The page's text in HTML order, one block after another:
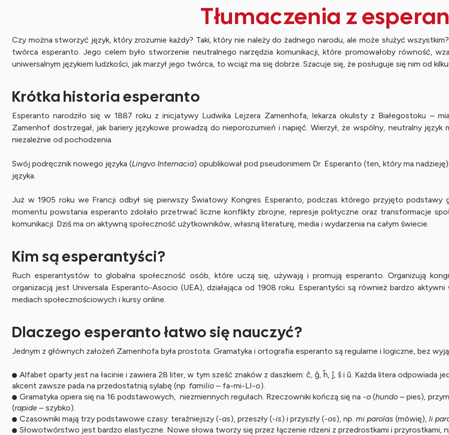
Tłumaczenia z
Czy można stworzyć język, który zrozumie każdy? Taki, który nie należy do żadnego narodu, ale może służyć
twórca esperanto. Jego celem było stworzenie neutralnego narzędzia komunikacji, które promowałoby równość,
uniwersalnym językiem ludzkości, jak marzył jego twórca, to wciąż ma się dobrze. Szacuje się, że posługuje się nim od
Krótka historia esperanto
Esperanto narodziło się w 1887 roku z inicjatywy Ludwika Lejzera Zamenhofa, lekarza okulisty z Białegostoku –
Zamenhof dostrzegał, jak bariery językowe prowadzą do nieporozumień i napięć. Wierzył, że wspólny, neutralny
niezależnie od pochodzenia.
Swój podręcznik nowego języka (Lingvo Internacia) opublikował pod pseudonimem Dr. Esperanto (ten, który ma
języka.
Już w 1905 roku we Francji odbył się pierwszy Światowy Kongres Esperanto, podczas którego przyjęto podstawy
momentu powstania esperanto zdołało przetrwać liczne konflikty zbrojne, represje polityczne oraz transformacje
komunikacji. Dziś ma on aktywną społeczność użytkowników, własną literaturę, media i wydarzenia na całym świecie.
Kim są esperantyści?
Ruch esperantystów to globalna społeczność osób, które uczą się, używają i promują esperanto. Organizują
organizacją jest Universala Esperanto-Asocio (UEA), działająca od 1908 roku. Esperantyści są również bardzo
mediach społecznościowych i kursy online.
Dlaczego esperanto łatwo się nauczyć?
Jednym z głównych założeń Zamenhofa była prostota. Gramatyka i ortografia esperanto są regularne i logiczne, bez
Alfabet oparty jest na łacinie i zawiera 28 liter, w tym sześć znaków z daszkiem: ĉ, ĝ, ĥ, ĵ, ŝ i ŭ. Każda litera odpowiada
akcent zawsze pada na przedostatnią sylabę (np. familio – fa-mi-LI-o).
Gramatyka opiera się na 16 podstawowych, niezmiennych regułach. Rzeczowniki kończą się na -o (hundo – pies),
(rapide – szybko).
Czasowniki mają trzy podstawowe czasy: teraźniejszy (-as), przeszły (-is) i przyszły (-os), np. mi parolas (mówię), li
Słowotwórstwo jest bardzo elastyczne. Nowe słowa tworzy się przez łączenie rdzeni z przedrostkami i przyrostkami,